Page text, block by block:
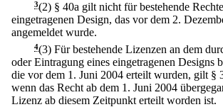
3(2) § 40a gilt nicht für bestehende
eingetragenen Design, das vor dem 2.
angemeldet wurde.
4(3) Für bestehende Lizenzen an dem
oder Eintragung eines eingetragenen Designs
die vor dem 1. Juni 2004 erteilt wurden, gilt §
wenn das Recht ab dem 1. Juni 2004
Lizenz ab diesem Zeitpunkt erteilt worden ist.